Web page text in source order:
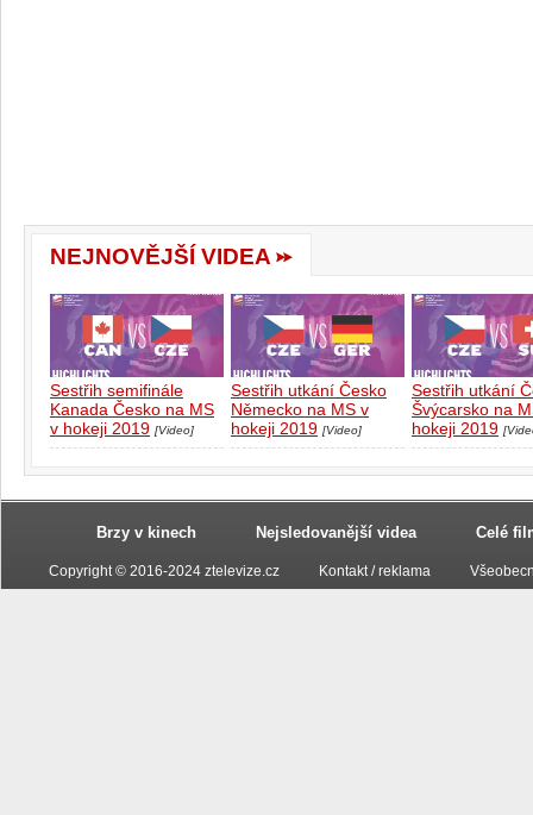
NEJNOVĚJŠÍ VIDEA
Sestřih semifinále
Kanada Česko na MS
v hokeji 2019 [Video]
Sestřih utkání Česko
Německo na MS v
hokeji 2019 [Video]
Sestřih utkání
Švýcarsko na
hokeji 2019
Brzy v kinech Nejsledovanější videa Celé
Copyright © 2016-2024 ztelevize.cz Kontakt / reklama